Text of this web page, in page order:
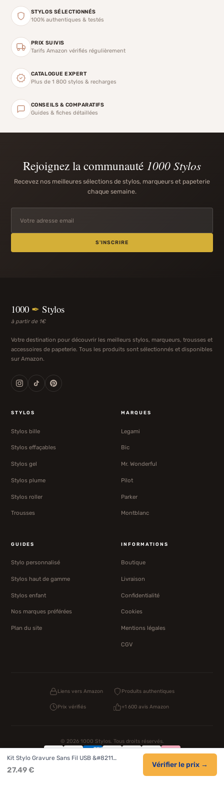
STYLOS SÉLECTIONNÉS
100% authentiques & testés
PRIX SUIVIS
Tarifs Amazon vérifiés régulièrement
CATALOGUE EXPERT
Plus de 1 800 stylos & recharges
CONSEILS & COMPARATIFS
Guides & fiches détaillées
Rejoignez la communauté 1000 Stylos
Recevez nos meilleures sélections de stylos, marqueurs et papeterie
chaque semaine.
S'INSCRIRE
1000 ✒ Stylos
à partir de 1€
Votre destination pour découvrir les meilleurs stylos, marqueurs, trousses et
accessoires de papeterie. Tous les produits sont sélectionnés et disponibles
sur Amazon.
STYLOS
Stylos bille
Stylos effaçables
Stylos gel
Stylos plume
Stylos roller
Trousses
MARQUES
Legami
Bic
Mr. Wonderful
Pilot
Parker
Montblanc
GUIDES
Stylo personnalisé
Stylos haut de gamme
Stylos enfant
Nos marques préférées
Plan du site
INFORMATIONS
Boutique
Livraison
Confidentialité
Cookies
Mentions légales
CGV
Liens vers Amazon Produits authentiques
Prix vérifiés +1 600 avis Amazon
© 2026 1000 Stylos. Tous droits réservés.
Cookies
Kit Stylo Gravure Sans Fil USB &#8211…
27.49 €
Vérifier le prix →